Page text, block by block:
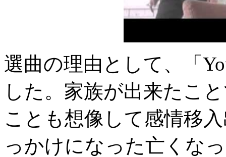
選曲の理由として、「
した。家族が出来たこ
ことも想像して感情移
っかけになった亡くな